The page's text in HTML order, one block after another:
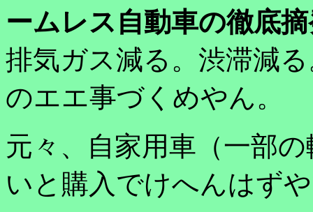
ームレス自動車の徹底
排気ガス減る。渋滞減
のエエ事づくめやん。
元々、自家用車（一部
いと購入でけへんはず